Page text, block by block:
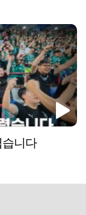
습니다